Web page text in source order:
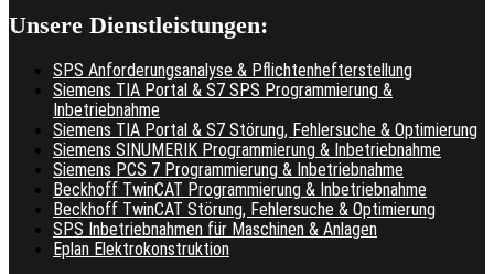
Unsere Dienstleistungen:
SPS Anforderungsanalyse & Pflichtenhefterstellung
Siemens TIA Portal & S7 SPS Programmierung &
Inbetriebnahme
Siemens TIA Portal & S7 Störung, Fehlersuche & Optimierung
Siemens SINUMERIK Programmierung & Inbetriebnahme
Siemens PCS 7 Programmierung & Inbetriebnahme
Beckhoff TwinCAT Programmierung & Inbetriebnahme
Beckhoff TwinCAT Störung, Fehlersuche & Optimierung
SPS Inbetriebnahmen für Maschinen & Anlagen
Eplan Elektrokonstruktion